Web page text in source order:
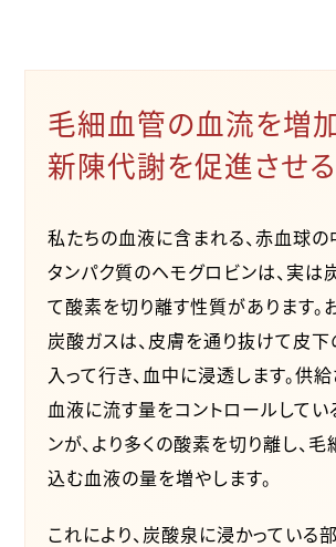
毛細血管の血流を増
新陳代謝を促進させ
私たちの血液に含まれる、赤血球の
タンパク質のヘモグロビンは、実は
て酸素を切り離す性質があります。
炭酸ガスは、皮膚を通り抜けて皮
入って行き、血中に浸透します。供
血液に流す量をコントロールしてい
ンが、より多くの酸素を切り離し、
込む血液の量を増やします。
これにより、炭酸泉に浸かっている